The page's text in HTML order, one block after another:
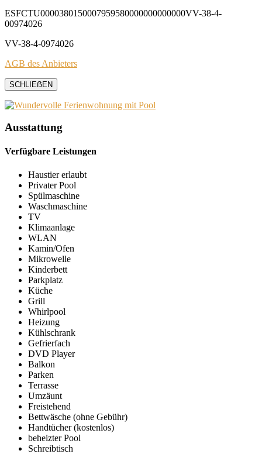
ESFCTU0000380150007959580000000000000VV-38-4-
00974026
VV-38-4-0974026
AGB des Anbieters
SCHLIEẞEN
Ausstattung
Verfügbare Leistungen
Haustier erlaubt
Privater Pool
Spülmaschine
Waschmaschine
TV
Klimaanlage
WLAN
Kamin/Ofen
Mikrowelle
Kinderbett
Parkplatz
Küche
Grill
Whirlpool
Heizung
Kühlschrank
Gefrierfach
DVD Player
Balkon
Parken
Terrasse
Umzäunt
Freistehend
Bettwäsche (ohne Gebühr)
Handtücher (kostenlos)
beheizter Pool
Schreibtisch